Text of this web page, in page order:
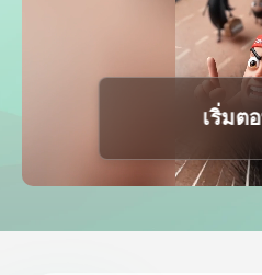
ดูทุกเค
วิดีโออวัตาร์
เริ่มต